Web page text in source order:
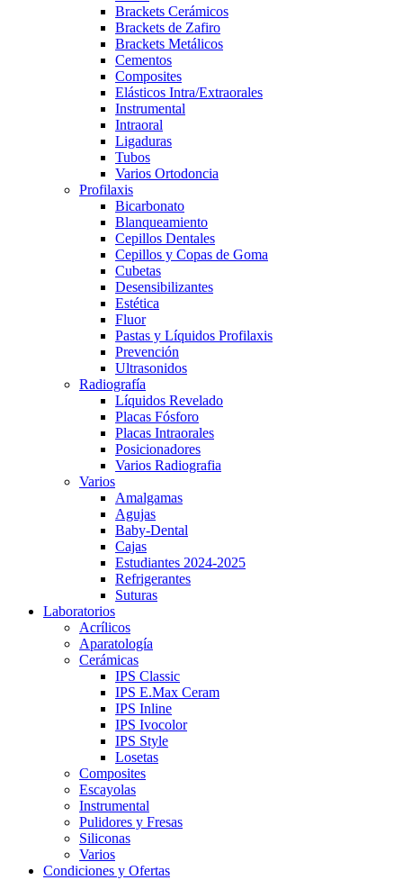
Brackets Cerámicos
Brackets de Zafiro
Brackets Metálicos
Cementos
Composites
Elásticos Intra/Extraorales
Instrumental
Intraoral
Ligaduras
Tubos
Varios Ortodoncia
Profilaxis
Bicarbonato
Blanqueamiento
Cepillos Dentales
Cepillos y Copas de Goma
Cubetas
Desensibilizantes
Estética
Fluor
Pastas y Líquidos Profilaxis
Prevención
Ultrasonidos
Radiografía
Líquidos Revelado
Placas Fósforo
Placas Intraorales
Posicionadores
Varios Radiografia
Varios
Amalgamas
Agujas
Baby-Dental
Cajas
Estudiantes 2024-2025
Refrigerantes
Suturas
Laboratorios
Acrílicos
Aparatología
Cerámicas
IPS Classic
IPS E.Max Ceram
IPS Inline
IPS Ivocolor
IPS Style
Losetas
Composites
Escayolas
Instrumental
Pulidores y Fresas
Siliconas
Varios
Condiciones y Ofertas